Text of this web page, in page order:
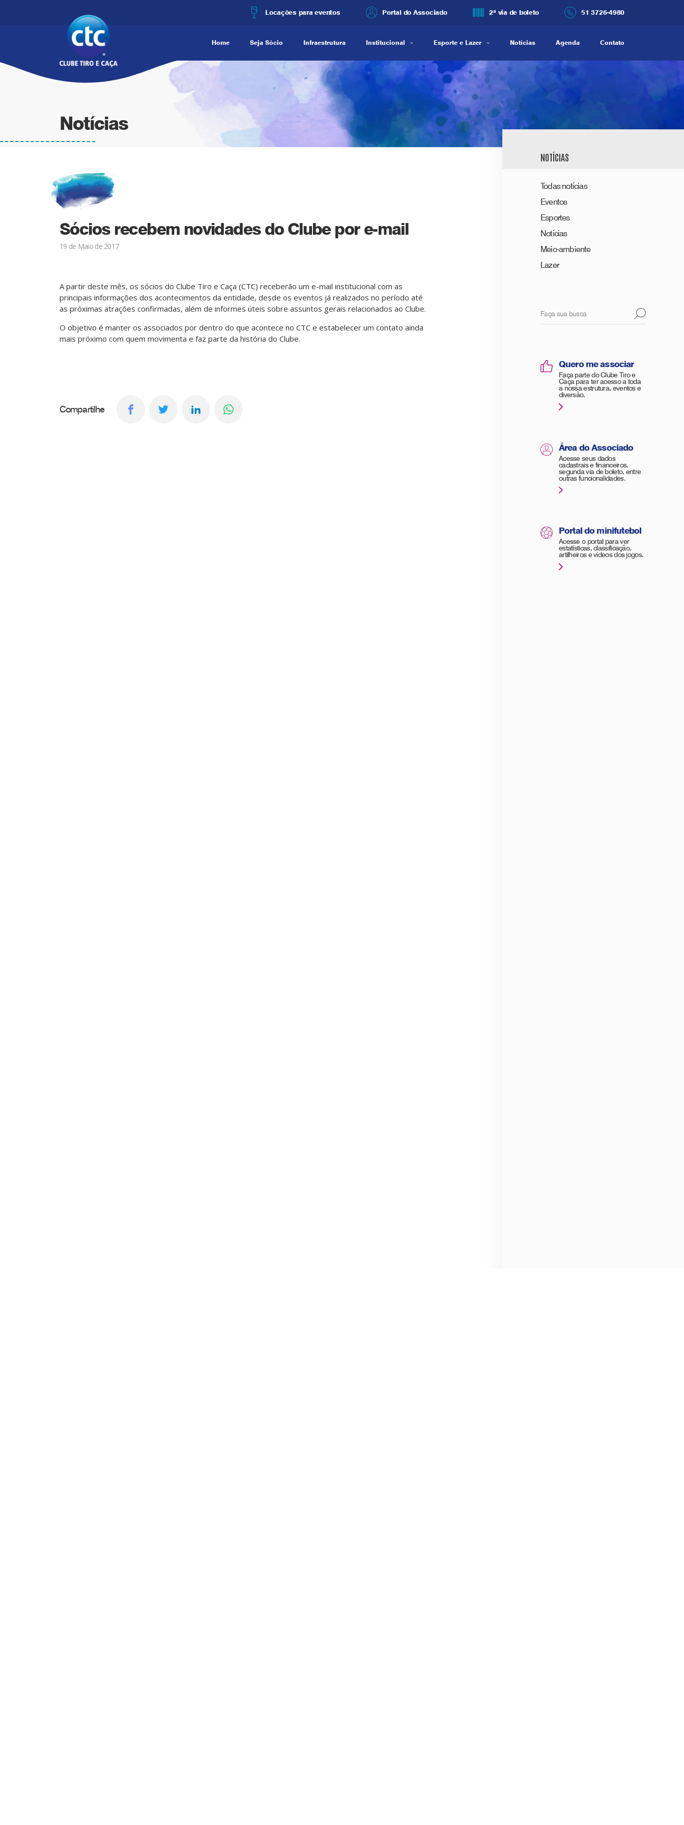
Locações para eventos Portal do Associado 2ª via de boleto 51 3726-4980
Home Seja Sócio Infraestrutura Institucional Esporte e Lazer Notícias Agenda Contato
Notícias
Sócios recebem novidades do Clube por e-mail
19 de Maio de 2017
A partir deste mês, os sócios do Clube Tiro e Caça (CTC) receberão um e-mail institucional com as
principais informações dos acontecimentos da entidade, desde os eventos já realizados no período até
as próximas atrações confirmadas, além de informes úteis sobre assuntos gerais relacionados ao Clube.
O objetivo é manter os associados por dentro do que acontece no CTC e estabelecer um contato ainda
mais próximo com quem movimenta e faz parte da história do Clube.
Compartilhe
NOTÍCIAS
Todas notícias
Eventos
Esportes
Notícias
Meio-ambiente
Lazer
Quero me associar
Faça parte do Clube Tiro e
Caça para ter acesso a toda
a nossa estrutura, eventos e
diversão.
Área do Associado
Acesse seus dados
cadastrais e financeiros,
segunda via de boleto, entre
outras funcionalidades.
Portal do minifutebol
Acesse o portal para ver
estatísticas, classificação,
artilheiros e vídeos dos jogos.